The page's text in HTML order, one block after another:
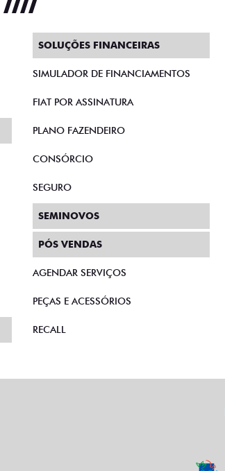
SOLUÇÕES FINANCEIRAS
SIMULADOR DE FINANCIAMENTOS
FIAT POR ASSINATURA
PLANO FAZENDEIRO
CONSÓRCIO
SEGURO
SEMINOVOS
PÓS VENDAS
AGENDAR SERVIÇOS
PEÇAS E ACESSÓRIOS
RECALL